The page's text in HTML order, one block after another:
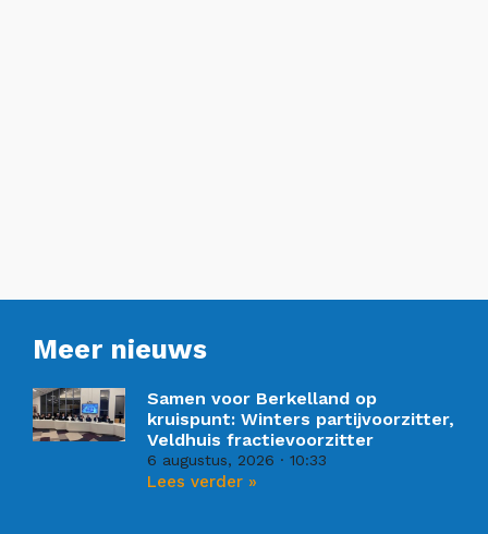
Meer nieuws
Samen voor Berkelland op
kruispunt: Winters partijvoorzitter,
Veldhuis fractievoorzitter
6 augustus, 2026 10:33
Lees verder »